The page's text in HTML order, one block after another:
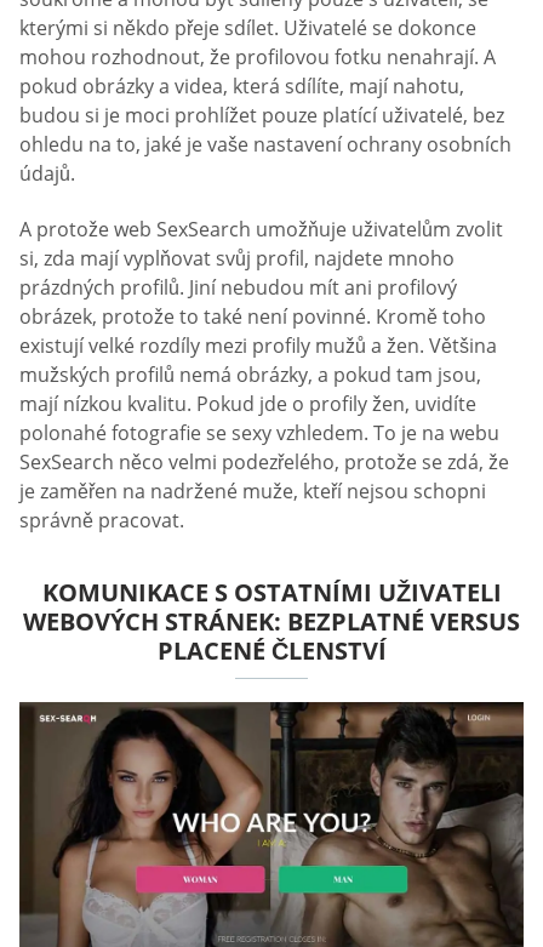
kterými si někdo přeje sdílet. Uživatelé se dokonce
mohou rozhodnout, že profilovou fotku nenahrají. A
pokud obrázky a videa, která sdílíte, mají nahotu,
budou si je moci prohlížet pouze platící uživatelé, bez
ohledu na to, jaké je vaše nastavení ochrany osobních
údajů.
A protože web SexSearch umožňuje uživatelům zvolit
si, zda mají vyplňovat svůj profil, najdete mnoho
prázdných profilů. Jiní nebudou mít ani profilový
obrázek, protože to také není povinné. Kromě toho
existují velké rozdíly mezi profily mužů a žen. Většina
mužských profilů nemá obrázky, a pokud tam jsou,
mají nízkou kvalitu. Pokud jde o profily žen, uvidíte
polonahé fotografie se sexy vzhledem. To je na webu
SexSearch něco velmi podezřelého, protože se zdá, že
je zaměřen na nadržené muže, kteří nejsou schopni
správně pracovat.
KOMUNIKACE S OSTATNÍMI UŽIVATELI
WEBOVÝCH STRÁNEK: BEZPLATNÉ VERSUS
PLACENÉ ČLENSTVÍ